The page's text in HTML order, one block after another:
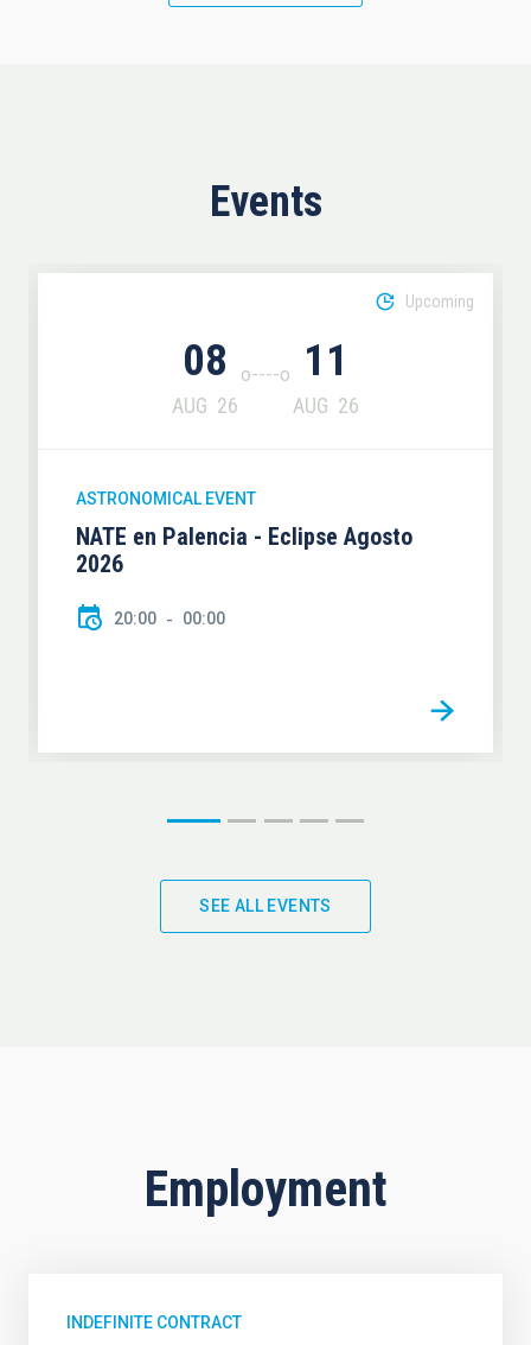
Events
08
AUG 26
11
AUG 26
Upcoming
ASTRONOMICAL EVENT
NATE en Palencia - Eclipse Agosto
2026
20:00 00:00
SEE ALL EVENTS
Employment
INDEFINITE CONTRACT